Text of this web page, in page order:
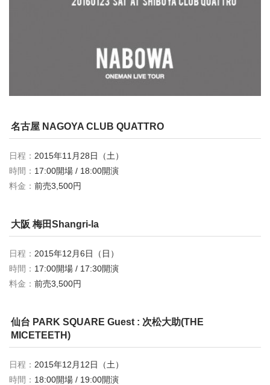
名古屋 NAGOYA CLUB QUATTRO
日程： 2015年11月28日（土）
時間： 17:00開場 / 18:00開演
料金： 前売3,500円
大阪 梅田Shangri-la
日程： 2015年12月6日（日）
時間： 17:00開場 / 17:30開演
料金： 前売3,500円
仙台 PARK SQUARE Guest : 次松大助(THE
MICETEETH)
日程： 2015年12月12日（土）
時間： 18:00開場 / 19:00開演